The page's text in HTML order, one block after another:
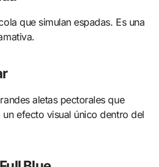
que simulan espadas. Es una
aletas pectorales que
efecto visual único dentro del